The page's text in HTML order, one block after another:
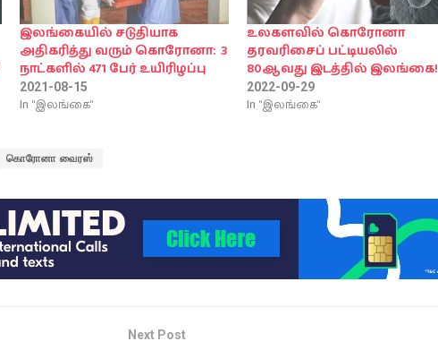
இலங்கையில் சடுதியாக
அதிகரித்து வரும் கொரோனா: 3
நாட்களில் 471 பேர் உயிரிழப்பு
2021-08-15
In "இலங்கை"
உலகளவில் கொரோனா
தரவரிசைப் பட்டியலில்
80ஆவது இடத்தில் இலங்கை!
2022-09-29
In "இலங்கை"
கொரோனா வைரஸ்
Next Post